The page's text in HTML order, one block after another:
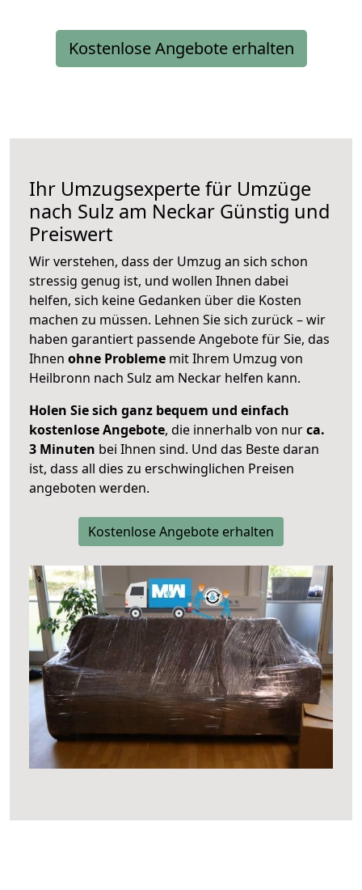
Kostenlose Angebote erhalten
Ihr Umzugsexperte für Umzüge
nach Sulz am Neckar Günstig und
Preiswert
Wir verstehen, dass der Umzug an sich schon
stressig genug ist, und wollen Ihnen dabei
helfen, sich keine Gedanken über die Kosten
machen zu müssen. Lehnen Sie sich zurück – wir
haben garantiert passende Angebote für Sie, das
Ihnen ohne Probleme mit Ihrem Umzug von
Heilbronn nach Sulz am Neckar helfen kann.
Holen Sie sich ganz bequem und einfach
kostenlose Angebote, die innerhalb von nurca.
3 Minuten bei Ihnen sind. Und das Beste daran
ist, dass all dies zu erschwinglichen Preisen
angeboten werden.
Kostenlose Angebote erhalten